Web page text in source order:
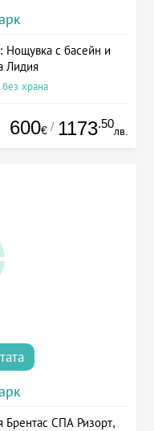
Нощувка с басейн и
Лидия
храна
600€ / 1173.50
лв.
Брентас СПА Ризорт,